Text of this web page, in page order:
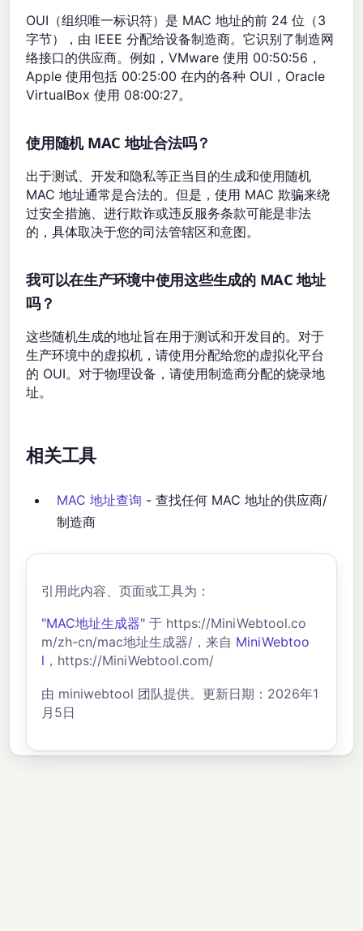
OUI（组织唯一标识符）是 MAC 地址的前 24 位（3
字节），由 IEEE 分配给设备制造商。它识别了制造网
络接口的供应商。例如，VMware 使用 00:50:56，
Apple 使用包括 00:25:00 在内的各种 OUI，Oracle
VirtualBox 使用 08:00:27。
使用随机 MAC 地址合法吗？
出于测试、开发和隐私等正当目的生成和使用随机
MAC 地址通常是合法的。但是，使用 MAC 欺骗来绕
过安全措施、进行欺诈或违反服务条款可能是非法
的，具体取决于您的司法管辖区和意图。
我可以在生产环境中使用这些生成的 MAC 地址
吗？
这些随机生成的地址旨在用于测试和开发目的。对于
生产环境中的虚拟机，请使用分配给您的虚拟化平台
的 OUI。对于物理设备，请使用制造商分配的烧录地
址。
相关工具
MAC 地址查询 - 查找任何 MAC 地址的供应商/
制造商
引用此内容、页面或工具为：
"MAC地址生成器" 于 https://MiniWebtool.co
m/zh-cn/mac地址生成器/，来自 MiniWebtoo
l ，https://MiniWebtool.com/
由 miniwebtool 团队提供。更新日期：2026年1
月5日